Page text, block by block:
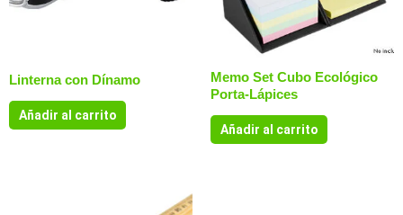
Linterna con Dínamo
Añadir al carrito
Memo Set Cubo Ecológico
Porta-Lápices
Añadir al carrito